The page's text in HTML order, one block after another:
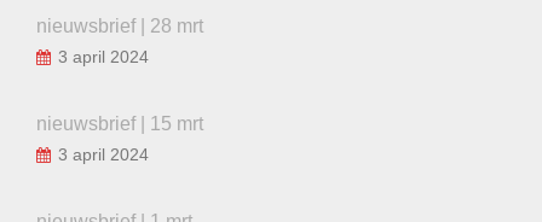
nieuwsbrief | 28 mrt
3 april 2024
nieuwsbrief | 15 mrt
3 april 2024